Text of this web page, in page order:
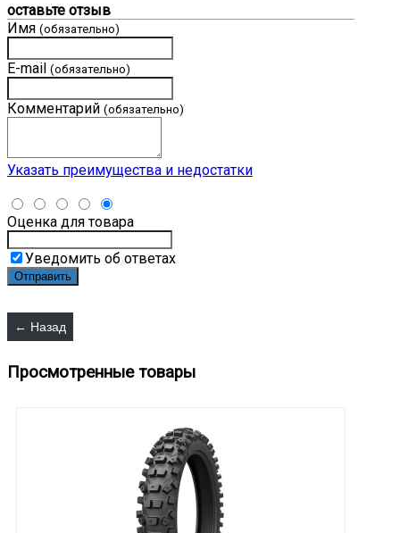
оставьте отзыв
Имя (обязательно)
E-mail (обязательно)
Комментарий (обязательно)
Указать преимущества и недостатки
Оценка для товара
Уведомить об ответах
Просмотренные товары